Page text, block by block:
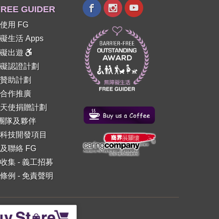
GUIDER
用 FG
生活 Apps
出遊
認證計劃
助計劃
作推廣
使捐贈計劃
隊及夥伴
技開發項目
聯絡 FG
集- 義工招募
例 - 免責聲明